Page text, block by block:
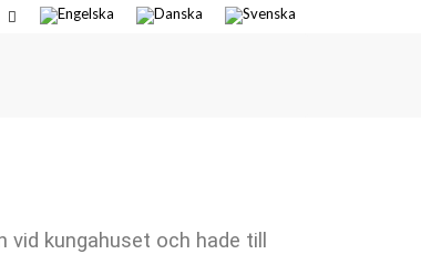
kungahuset och hade till